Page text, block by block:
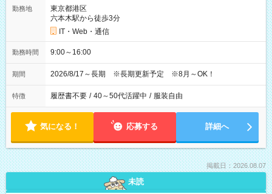
勤務地
東京都港区
六本木駅から徒歩3分
IT・Web・通信
勤務時間 9:00～16:00
期間 2026/8/17～長期 ※長期更新予定 ※8月～OK！
特徴 履歴書不要 / 40～50代活躍中 / 服装自由
気になる！ 応募する 詳細へ
掲載日：2026.08.07
未読